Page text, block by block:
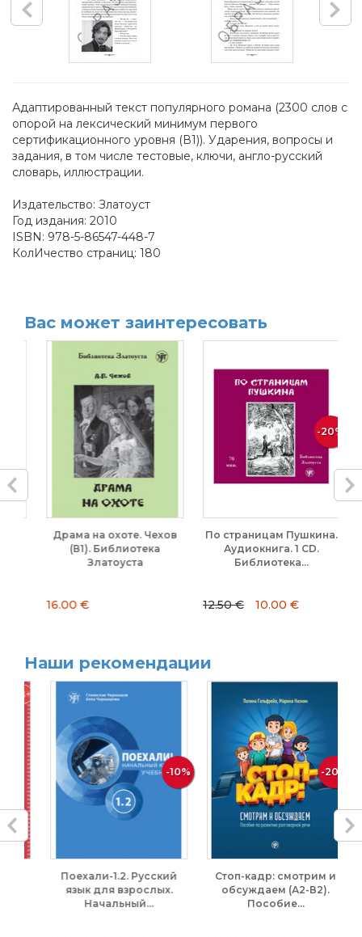
Адаптированный текст популярного романа (2300 слов с
опорой на лексический минимум первого
сертификационного уровня (В1)). Ударения, вопросы и
задания, в том числе тестовые, ключи, англо-русский
словарь, иллюстрации.
Издательство: Златоуст
Год издания: 2010
ISBN: 978-5-86547-448-7
КолИчество страниц: 180
Вас может заинтересовать
Драма на охоте. Чехов
(В1). Библиотека
Златоуста
16.00 €
По страницам Пушкина.
Аудиокнига. 1 CD.
Библиотека...
12.50 € 10.00 €
-20%
Наши рекомендации
Поехали-1.2. Русский
язык для взрослых.
Начальный...
-10%
Стоп-кадр: смотрим и
обсуждаем (А2-В2).
Пособие...
-20%